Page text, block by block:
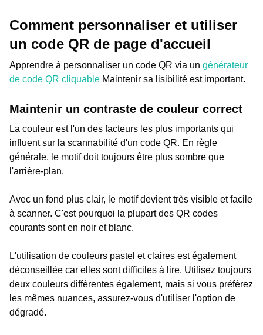
Comment personnaliser et utiliser
un code QR de page d'accueil
Apprendre à personnaliser un code QR via un générateur
de code QR cliquable Maintenir sa lisibilité est important.
Maintenir un contraste de couleur correct
La couleur est l'un des facteurs les plus importants qui
influent sur la scannabilité d'un code QR. En règle
générale, le motif doit toujours être plus sombre que
l'arrière-plan.
Avec un fond plus clair, le motif devient très visible et facile
à scanner. C'est pourquoi la plupart des QR codes
courants sont en noir et blanc.
L'utilisation de couleurs pastel et claires est également
déconseillée car elles sont difficiles à lire. Utilisez toujours
deux couleurs différentes également, mais si vous préférez
les mêmes nuances, assurez-vous d'utiliser l'option de
dégradé.